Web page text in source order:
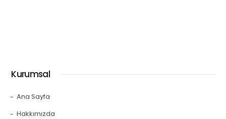
Kurumsal
Ana Sayfa
Hakkımızda